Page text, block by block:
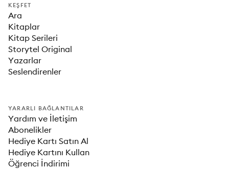
KEŞFET
Ara
Kitaplar
Kitap Serileri
Storytel Original
Yazarlar
Seslendirenler
YARARLI BAĞLANTILAR
Yardım ve İletişim
Abonelikler
Hediye Kartı Satın Al
Hediye Kartını Kullan
Öğrenci İndirimi